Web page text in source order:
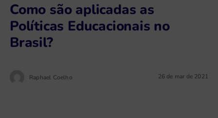
Como são aplicadas as
Políticas Educacionais no
Brasil?
Raphael Coelho 26 de mar de 2021